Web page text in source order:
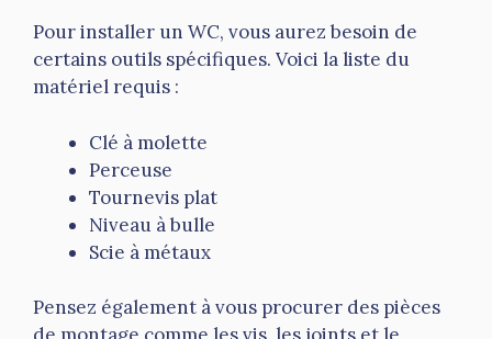
Pour installer un WC, vous aurez besoin de
certains outils spécifiques. Voici la liste du
matériel requis :
Clé à molette
Perceuse
Tournevis plat
Niveau à bulle
Scie à métaux
Pensez également à vous procurer des pièces